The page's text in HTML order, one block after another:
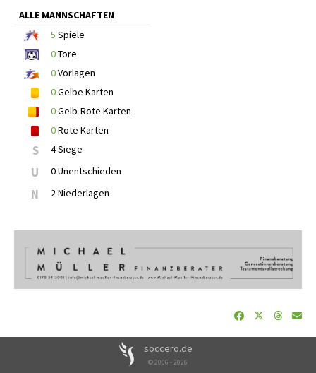
ALLE MANNSCHAFTEN
5 Spiele
0Tore
0Vorlagen
0Gelbe Karten
0Gelb-Rote Karten
0Rote Karten
S 4 Siege
U 0 Unentschieden
N 2 Niederlagen
soccero.de
© 2006 - 2026